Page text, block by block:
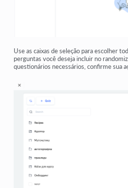
Use as caixas de seleção para escolher
perguntas você deseja incluir no
questionários necessários, confirme sua